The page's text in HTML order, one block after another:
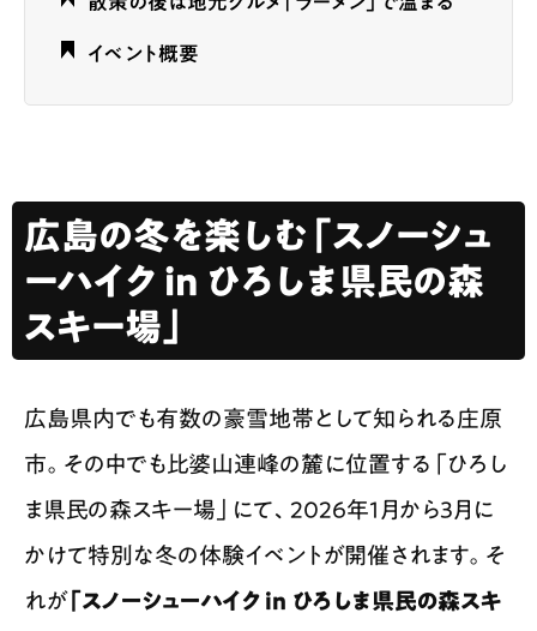
イベント概要
広島の冬を楽しむ「スノーシュ
ーハイク in ひろしま県民の森
スキー場」
広島県内でも有数の豪雪地帯として知られる庄原
市。その中でも比婆山連峰の麓に位置する「ひろし
ま県民の森スキー場」にて、2026年1月から3月に
かけて特別な冬の体験イベントが開催されます。そ
れが「スノーシューハイク in ひろしま県民の森スキ